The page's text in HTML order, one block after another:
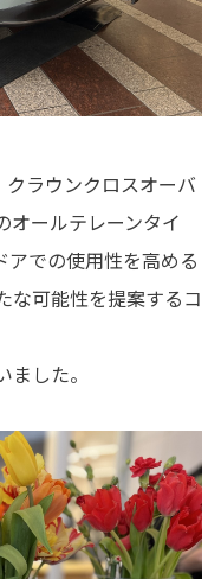
クラウンクロスオーバ
オールテレーンタイ
アでの使用性を高める
な可能性を提案するコ
した。